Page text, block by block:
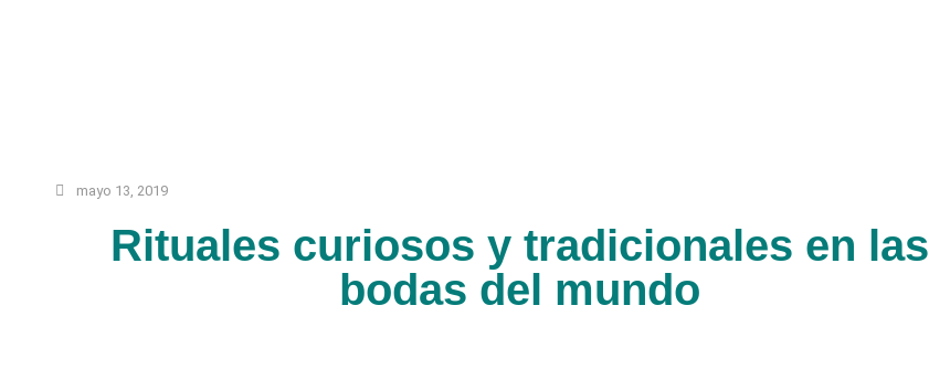
mayo 13, 2019
Rituales curiosos y tradicionales en las
bodas del mundo